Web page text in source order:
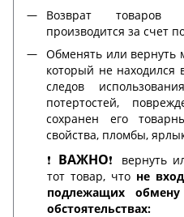
Возврат товаров
производится за счет
Обменять или вернуть
который не находился
следов
потертостей,
сохранен его
свойства, пломбы,
❗️ ВАЖНО❗️ вернуть
тот товар, что не
подлежащих
обстоятельствах: